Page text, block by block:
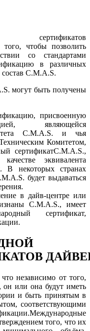
сертификатов
чтобы позволить
со стандартами
в различных
состав C.M.A.S.
могут быть получены
присвоенную
являющейся
C.M.A.S. и чья
Комитетом,
сертификатC.M.A.S.,
эквивалента
В некоторых странах
будет выдаваться
в дайв-центре или
C.M.A.S., имеет
сертификат,
независимо от того,
он или она будут иметь
и быть принятым в
соответствующими
того, что их